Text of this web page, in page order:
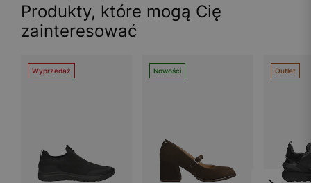
Produkty, które mogą Cię
zainteresować
Wyprzedaż Nowości Outlet